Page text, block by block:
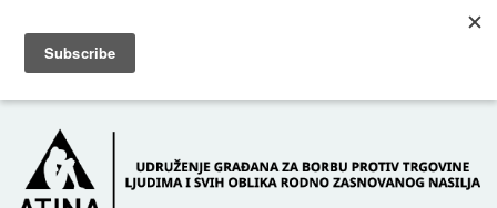
POČETNA O NAMA